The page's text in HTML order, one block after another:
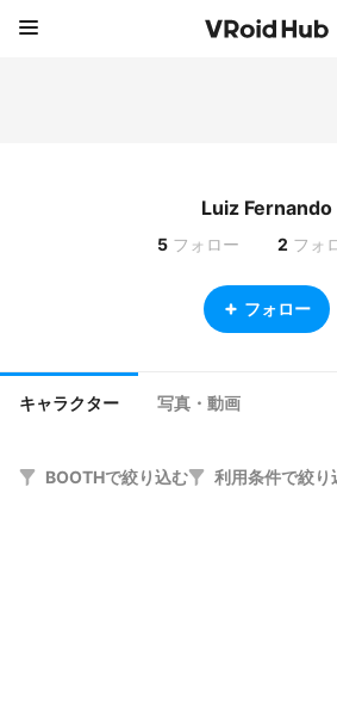
Luiz Fernando
5 フォロー 2 フォ
フォロー
キャラクター 写真・動画
BOOTHで絞り込む 利用条件で絞り